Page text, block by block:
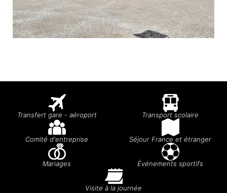
Transfert gare - aéroport Transport scolaire
Comité d'entreprise Séjour France et étranger
Mariages Événements sportifs
Visite à la journée